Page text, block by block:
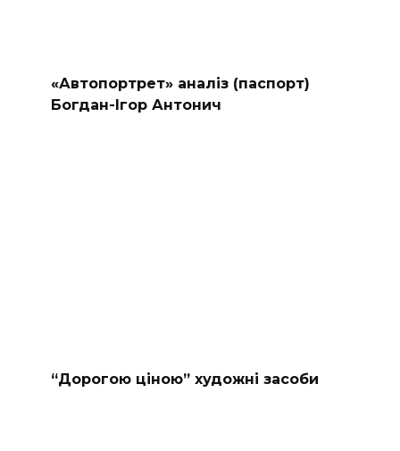
«Автопортрет» аналіз (паспорт)
Богдан-Ігор Антонич
“Дорогою ціною” художні засоби